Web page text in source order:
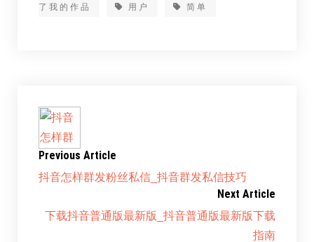
了我的作品
用户 简单
Previous Article
抖音怎样群发粉丝私信_抖音群发私信技巧
Next Article
下载抖音普通版最新版_抖音普通版最新版下载
指南